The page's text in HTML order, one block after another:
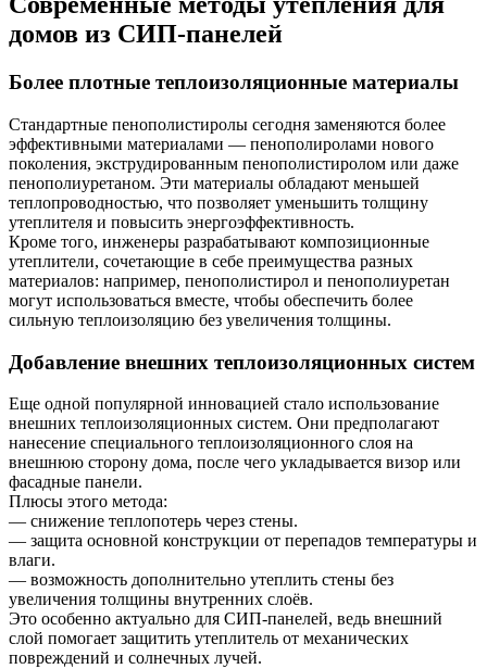
домов из СИП-панелей
Более плотные теплоизоляционные материалы
Стандартные пенополистиролы сегодня заменяются более
эффективными материалами — пенополиролами нового
поколения, экструдированным пенополистиролом или даже
пенополиуретаном. Эти материалы обладают меньшей
теплопроводностью, что позволяет уменьшить толщину
утеплителя и повысить энергоэффективность.
Кроме того, инженеры разрабатывают композиционные
утеплители, сочетающие в себе преимущества разных
материалов: например, пенополистирол и пенополиуретан
могут использоваться вместе, чтобы обеспечить более
сильную теплоизоляцию без увеличения толщины.
Добавление внешних теплоизоляционных систем
Еще одной популярной инновацией стало использование
внешних теплоизоляционных систем. Они предполагают
нанесение специального теплоизоляционного слоя на
внешнюю сторону дома, после чего укладывается визор или
фасадные панели.
Плюсы этого метода:
— снижение теплопотерь через стены.
— защита основной конструкции от перепадов температуры и
влаги.
— возможность дополнительно утеплить стены без
увеличения толщины внутренних слоёв.
Это особенно актуально для СИП-панелей, ведь внешний
слой помогает защитить утеплитель от механических
повреждений и солнечных лучей.